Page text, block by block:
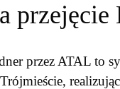
przez ATAL to